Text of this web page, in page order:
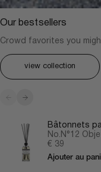
Our bestsellers
Crowd favorites you
view collection
Précédent
Suivant
Bâtonnets
No.N°12
Prix de vente
€ 39
Ajouter au